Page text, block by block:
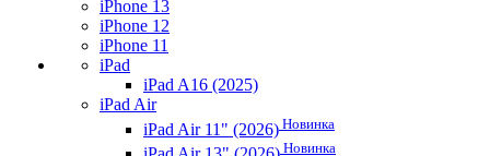
iPhone 13
iPhone 12
iPhone 11
iPad
iPad A16 (2025)
iPad Air
iPad Air 11" (2026) Новинка
Новинка